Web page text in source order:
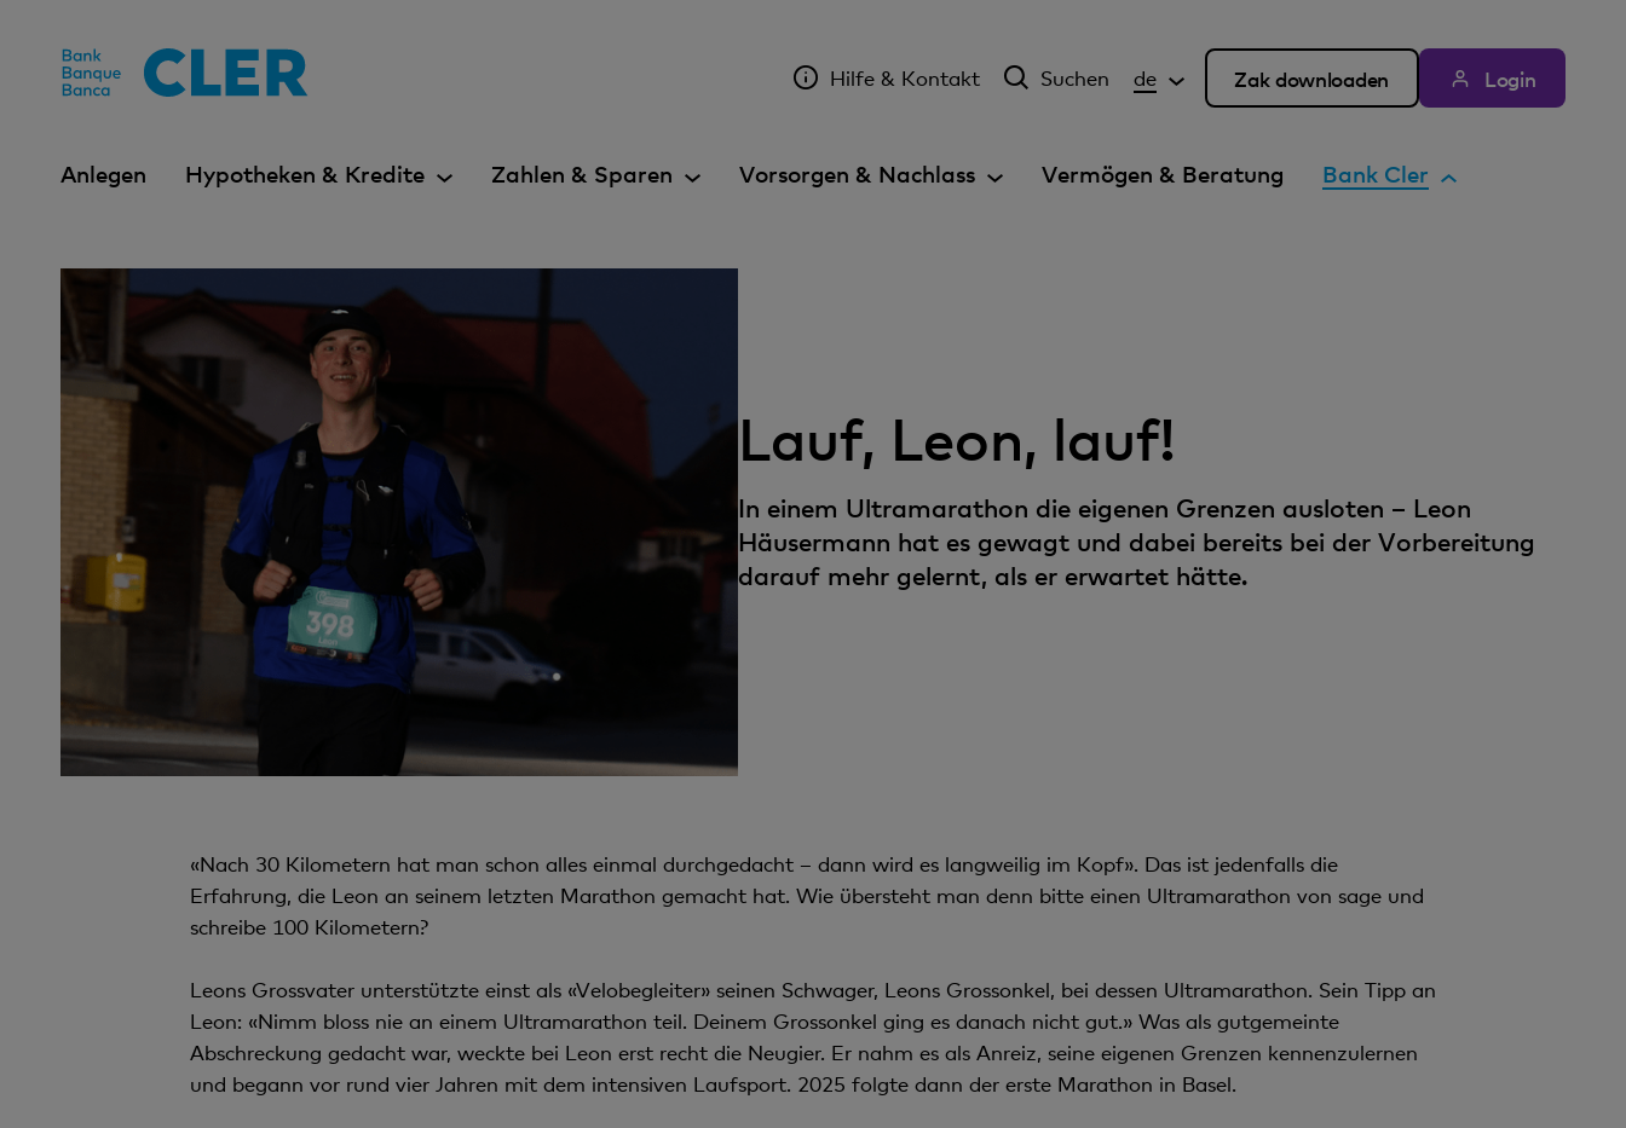
Hilfe & Kontakt Suchen de Zak downloaden Login
Anlegen Hypotheken & Kredite Zahlen & Sparen Vorsorgen & Nachlass Vermögen & Beratung Bank Cler
e
n
Lauf, Leon, lauf!
In einem Ultramarathon die eigenen Grenzen ausloten – Leon
Häusermann hat es gewagt und dabei bereits bei der Vorbereitung
darauf mehr gelernt, als er erwartet hätte.
«Nach 30 Kilometern hat man schon alles einmal durchgedacht – dann wird es langweilig im Kopf». Das ist jedenfalls die
Erfahrung, die Leon an seinem letzten Marathon gemacht hat. Wie übersteht man denn bitte einen Ultramarathon von sage und
schreibe 100 Kilometern?
Leons Grossvater unterstützte einst als «Velobegleiter» seinen Schwager, Leons Grossonkel, bei dessen Ultramarathon. Sein Tipp an
Leon: «Nimm bloss nie an einem Ultramarathon teil. Deinem Grossonkel ging es danach nicht gut.» Was als gutgemeinte
Abschreckung gedacht war, weckte bei Leon erst recht die Neugier. Er nahm es als Anreiz, seine eigenen Grenzen kennenzulernen
und begann vor rund vier Jahren mit dem intensiven Laufsport. 2025 folgte dann der erste Marathon in Basel.